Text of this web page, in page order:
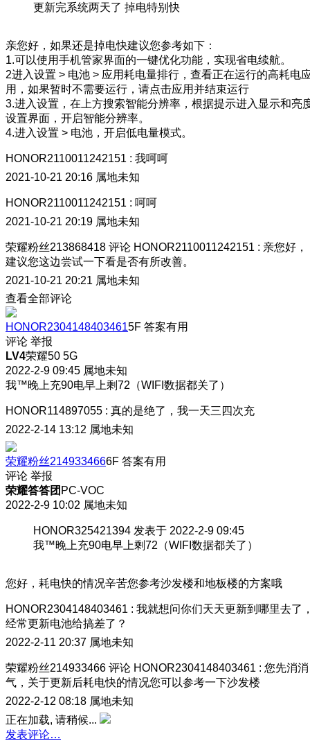
更新完系统两天了 掉电特别快
亲您好，如果还是掉电快建议您参考如下：
1.可以使用手机管家界面的一键优化功能，实现省电续航。
2进入设置 > 电池 > 应用耗电量排行，查看正在运行的高耗电
用，如果暂时不需要运行，请点击应用并结束运行
3.进入设置，在上方搜索智能分辨率，根据提示进入显示和亮
设置界面，开启智能分辨率。
4.进入设置 > 电池，开启低电量模式。
HONOR2110011242151 : 我呵呵
2021-10-21 20:16 属地未知
HONOR2110011242151 : 呵呵
2021-10-21 20:19 属地未知
荣耀粉丝213868418 评论 HONOR2110011242151 : 亲您好，
建议您这边尝试一下看是否有所改善。
2021-10-21 20:21 属地未知
查看全部评论
HONOR23041484034615F 答案有用
评论 举报
LV4荣耀50 5G
2022-2-9 09:45 属地未知
我™晚上充90电早上剩72（WIFI数据都关了）
HONOR114897055 : 真的是绝了，我一天三四次充
2022-2-14 13:12 属地未知
荣耀粉丝2149334666F 答案有用
评论 举报
荣耀答答团 PC-VOC
2022-2-9 10:02 属地未知
HONOR325421394 发表于 2022-2-9 09:45
我™晚上充90电早上剩72（WIFI数据都关了）
您好，耗电快的情况辛苦您参考沙发楼和地板楼的方案哦
HONOR2304148403461 : 我就想问你们天天更新到哪里去了
经常更新电池给搞差了？
2022-2-11 20:37 属地未知
荣耀粉丝214933466 评论 HONOR2304148403461 : 您先消消
气，关于更新后耗电快的情况您可以参考一下沙发楼
2022-2-12 08:18 属地未知
正在加载, 请稍候...
发表评论…